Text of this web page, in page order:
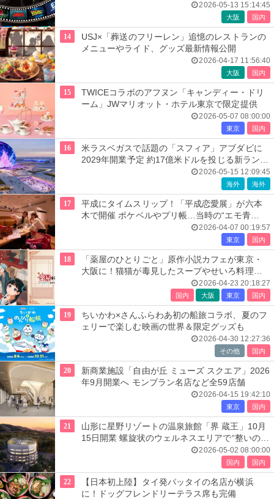
2026-05-13 15:14:45
大阪 国内
14
USJ×「葬送のフリーレン」追憶のレストランの
メニューやライド、グッズ最新情報公開
2026-04-17 11:56:40
大阪 国内
15
TWICEコラボのアフヌン「キャンディー・ドリ
ーム」JWマリオット・ホテル東京で限定提供
2026-05-07 08:00:00
東京 国内
16
米ラスベガスで話題の「スフィア」アブダビに
2029年開業予定 約17億米ドルを投じる新ランド
2026-05-15 12:09:45
海外 海外
17
平成にタイムスリップ！「平成恋愛展」が六本
木で開催 ポケベルやプリ帳…当時の“エモ青
2026-04-07 00:19:57
東京 国内
18
「薬屋のひとりごと」原作小説カフェが東京・
大阪に！猫猫が毒見したスープやせいろ料理な
2026-04-23 20:18:27
国内 大阪 東京 国内
19
ちいかわ×さんふらわあ初の船旅コラボ、夏のフ
ェリーで楽しむ映画の世界＆限定グッズも
2026-04-30 12:27:36
その他 国内
20
新商業施設「自由が丘 ミューズ スクエア」2026
年9月開業へ モンブラン名店など全59店舗
2026-04-15 19:42:10
東京 国内
21
山形に星野リゾートの温泉旅館「界 蔵王」10月
15日開業 螺旋状のウェルネスエリアで“整いの頂
2026-05-02 08:00:00
国内 国内
22
【日本初上陸】タイ発パッタイの名店が横浜
に！ドッグフレンドリーテラス席も完備